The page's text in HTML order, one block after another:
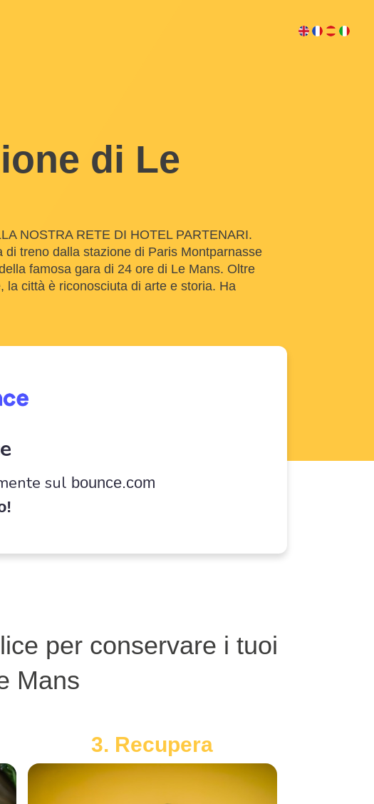
di Le
NOSTRA RETE DI HOTEL PARTENARI.
treno dalla stazione di Paris Montparnasse
famosa gara di 24 ore di Le Mans. Oltre
la città è riconosciuta di arte e storia. Ha
sul bounce.com
per conservare i tuoi
Mans
3. Recupera